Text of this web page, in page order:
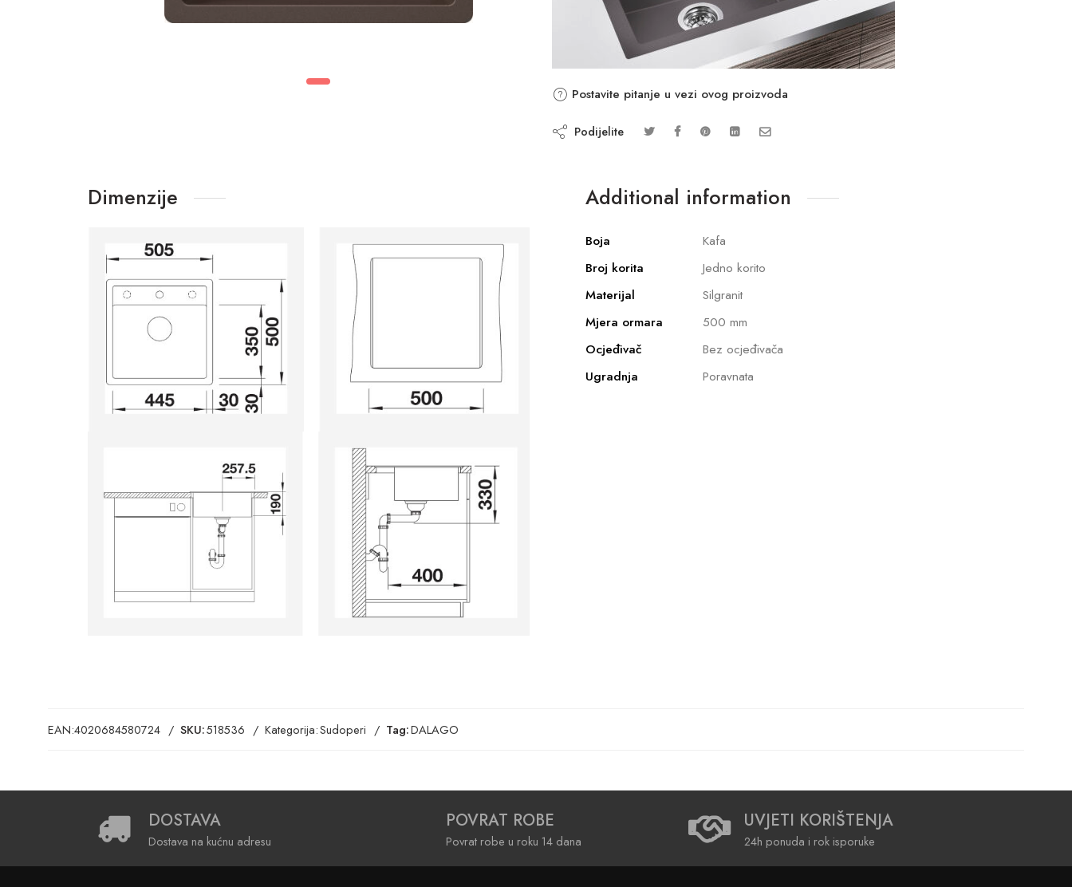
Postavite pitanje u vezi ovog proizvoda
Podijelite
Dimenzije Additional information
Boja
Kafa
Broj korita
Jedno korito
Materijal
Silgranit
Mjera ormara
500 mm
Ocjeđivač
Bez ocjeđivača
Ugradnja
Poravnata
EAN:4020684580724 SKU:518536 Kategorija:Sudoperi Tag:DALAGO
DOSTAVA
Dostava na kućnu adresu
POVRAT ROBE
Povrat robe u roku 14 dana
UVJETI KORIŠTENJA
24h ponuda i rok isporuke